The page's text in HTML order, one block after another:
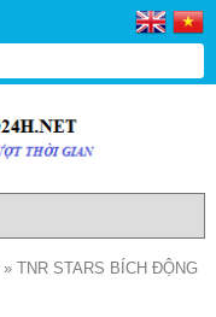
» TNR STARS BÍCH ĐỘNG